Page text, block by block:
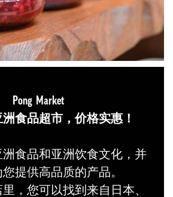
Pong Market
食品超市，价格实惠！
食品和亚洲饮食文化，并
提供高品质的产品。
，您可以找到来自日本、